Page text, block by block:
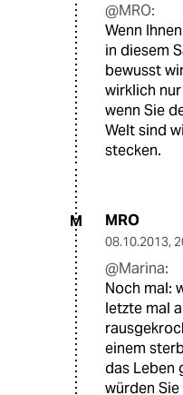
@MRO:
Wenn
in diesem
bewusst
wirklich
wenn Sie
Welt sind
stecken.
M MRO
08.10.2013,
@Marina:
Noch mal:
letzte mal
einem
das Leben
würden Sie